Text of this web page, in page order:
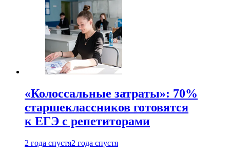
«Колоссальные затраты»: 70%
старшеклассников готовятся
к ЕГЭ с репетиторами
2 года спустя2 года спустя